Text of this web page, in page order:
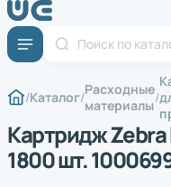
Каталог Расходные
материалы
Картридж
1800 шт.